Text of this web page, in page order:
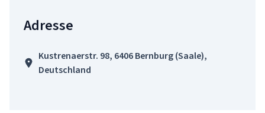
Adresse
Kustrenaerstr. 98, 6406 Bernburg (Saale),
Deutschland